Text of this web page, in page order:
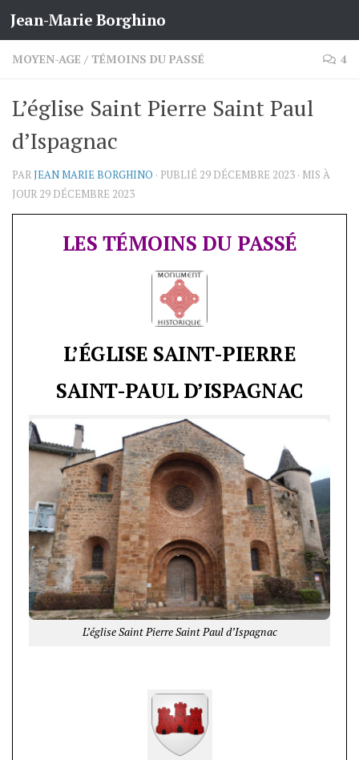
Skip to content
Jean-Marie Borghino
MOYEN-AGE / TÉMOINS DU PASSÉ 4
L’église Saint Pierre Saint Paul
d’Ispagnac
PARJEAN MARIE BORGHINO · PUBLIÉ 29 DÉCEMBRE 2023 · MIS À
JOUR 29 DÉCEMBRE 2023
LES TÉMOINS DU PASSÉ
L’ÉGLISE SAINT-PIERRE
SAINT-PAUL D’ISPAGNAC
L’église Saint Pierre Saint Paul d’Ispagnac